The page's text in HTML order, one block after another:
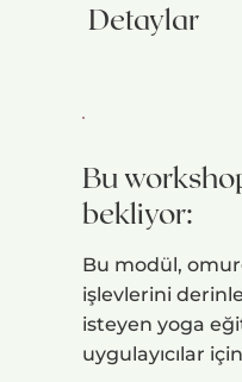
Detaylar
Bu
bekliyor:
Bu modül,
işlevlerini
isteyen yoga
uygulayıcılar